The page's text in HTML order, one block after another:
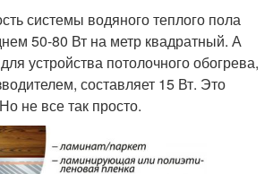
системы водяного теплого пола
50-80 Вт на метр квадратный. А
устройства потолочного обогрева,
составляет 15 Вт. Это
не все так просто.